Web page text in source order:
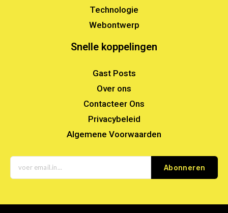
Technologie
Webontwerp
Snelle koppelingen
Gast Posts
Over ons
Contacteer Ons
Privacybeleid
Algemene Voorwaarden
Abonneren